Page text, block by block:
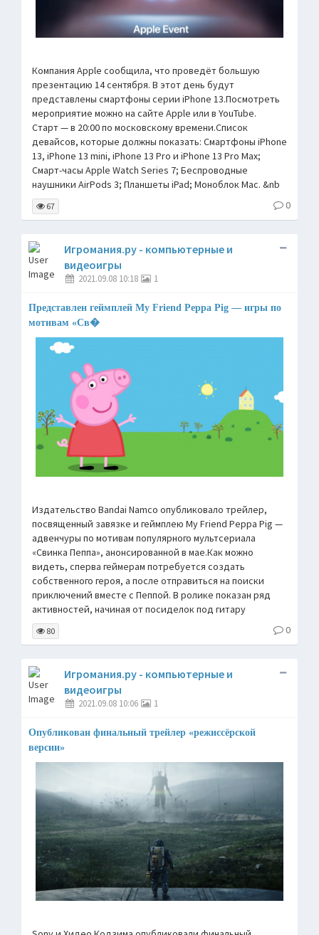
Компания Apple сообщила, что проведёт большую
презентацию 14 сентября. В этот день будут
представлены смартфоны серии iPhone 13.Посмотреть
мероприятие можно на сайте Apple или в YouTube.
Старт — в 20:00 по московскому времени.Список
девайсов, которые должны показать: Смартфоны iPhone
13, iPhone 13 mini, iPhone 13 Pro и iPhone 13 Pro Max;
Смарт-часы Apple Watch Series 7; Беспроводные
наушники AirPods 3; Планшеты iPad; Моноблок Mac. &nb
67 0
Игромания.ру - компьютерные и
видеоигры
2021.09.08 10:18 1
Представлен геймплей My Friend Peppa Pig — игры по
мотивам «Св�
Издательство Bandai Namco опубликовало трейлер,
посвященный завязке и геймплею My Friend Peppa Pig —
адвенчуры по мотивам популярного мультсериала
«Свинка Пеппа», анонсированной в мае.Как можно
видеть, сперва геймерам потребуется создать
собственного героя, а после отправиться на поиски
приключений вместе с Пеппой. В ролике показан ряд
активностей, начиная от посиделок под гитару
80 0
Игромания.ру - компьютерные и
видеоигры
2021.09.08 10:06 1
Опубликован финальный трейлер «режиссёрской
версии»